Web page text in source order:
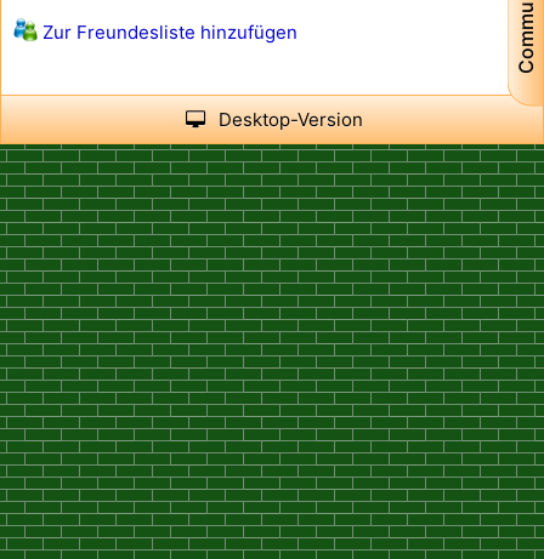
Zur Freundesliste hinzufügen
Desktop-Version